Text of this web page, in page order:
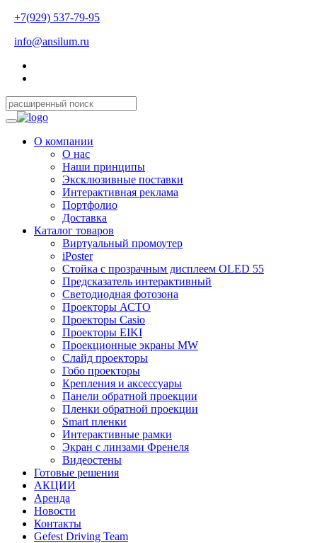
+7(929) 537-79-95
info@ansilum.ru
О компании
О нас
Наши принципы
Эксклюзивные поставки
Интерактивная реклама
Портфолио
Доставка
Каталог товаров
Виртуальный промоутер
iPoster
Стойка с прозрачным дисплеем OLED 55
Предсказатель интерактивный
Светодиодная фотозона
Проекторы АСТО
Проекторы Casio
Проекторы EIKI
Проекционные экраны MW
Слайд проекторы
Гобо проекторы
Крепления и аксессуары
Панели обратной проекции
Пленки обратной проекции
Smart пленки
Интерактивные рамки
Экран с линзами Френеля
Видеостены
Готовые решения
АКЦИИ
Аренда
Новости
Контакты
Gefest Driving Team